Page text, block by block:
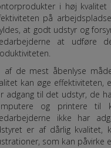
i høj
på
at godt udstyr og
at udføre
af de mest åbenlyse
kan øge effektiviteten,
adgang til det udstyr, de
og printere til
ikke har
er af dårlig kvalitet,
som kan påvirke